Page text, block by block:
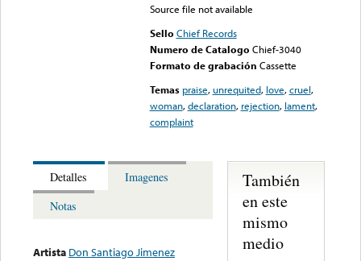
Source file not available
Sello Chief Records
Numero de Catalogo Chief-3040
Formato de grabación Cassette
Temas praise,unrequited, love,cruel,
woman,declaration, rejection, lament,
complaint
Detalles
Imagenes
Notas
Artista Don Santiago Jimenez
También
en este
mismo
medio